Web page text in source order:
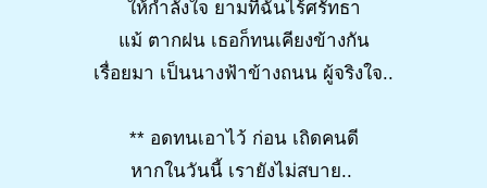
ให้กำลังใจ ยามที่ฉันไร้ศรัทธา
แม้ ตากฝน เธอก็ทนเคียงข้างกัน
เรื่อยมา เป็นนางฟ้าข้างถนน ผู้จริงใจ..
** อดทนเอาไว้ ก่อน เถิดคนดี
หากในวันนี้ เรายังไม่สบาย..